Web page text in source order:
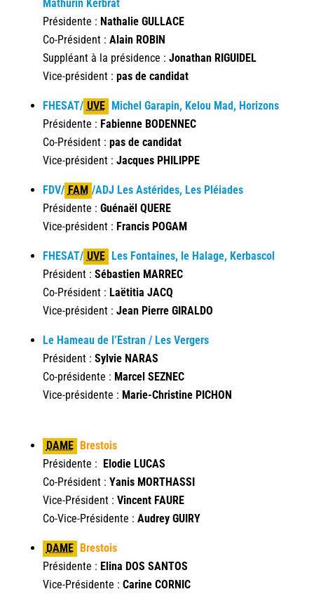
Mathurin Kerbrat
Présidente : Nathalie GULLACE
Co-Président : Alain ROBIN
Suppléant à la présidence : Jonathan RIGUIDEL
Vice-président : pas de candidat
FHESAT/ UVE Michel Garapin, Kelou Mad, Horizons
Présidente : Fabienne BODENNEC
Co-Président : pas de candidat
Vice-président : Jacques PHILIPPE
FDV/ FAM /ADJ Les Astérides, Les Pléiades
Présidente : Guénaël QUERE
Vice-président : Francis POGAM
FHESAT/ UVE Les Fontaines, le Halage, Kerbascol
Président : Sébastien MARREC
Co-Président : Laëtitia JACQ
Vice-président : Jean Pierre GIRALDO
Le Hameau de l’Estran / Les Vergers
Président : Sylvie NARAS
Co-présidente : Marcel SEZNEC
Vice-présidente : Marie-Christine PICHON
DAME Brestois
Présidente : Elodie LUCAS
Co-Président : Yanis MORTHASSI
Vice-Président : Vincent FAURE
Co-Vice-Présidente : Audrey GUIRY
DAME Brestois
Présidente : Elina DOS SANTOS
Vice-Présidente : Carine CORNIC